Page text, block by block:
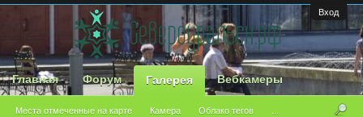
Вход
Главная Форум Галерея
Места отмеченные на карте Камера Облако тегов
Вебкамеры